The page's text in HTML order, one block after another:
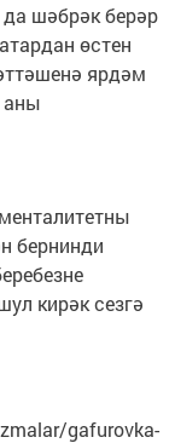
шәбрәк берәр
өстен
ярдәм
аны
бернинди
кирәк сезгә
gafurovka-